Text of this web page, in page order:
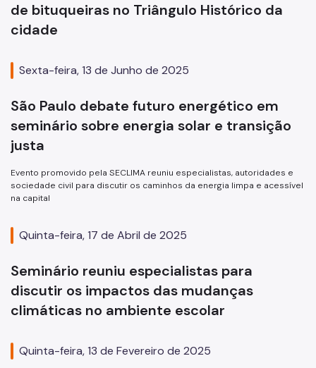
de bituqueiras no Triângulo Histórico da
cidade
Sexta-feira, 13 de Junho de 2025
São Paulo debate futuro energético em
seminário sobre energia solar e transição
justa
Evento promovido pela SECLIMA reuniu especialistas, autoridades e
sociedade civil para discutir os caminhos da energia limpa e acessível
na capital
Quinta-feira, 17 de Abril de 2025
Seminário reuniu especialistas para
discutir os impactos das mudanças
climáticas no ambiente escolar
Quinta-feira, 13 de Fevereiro de 2025